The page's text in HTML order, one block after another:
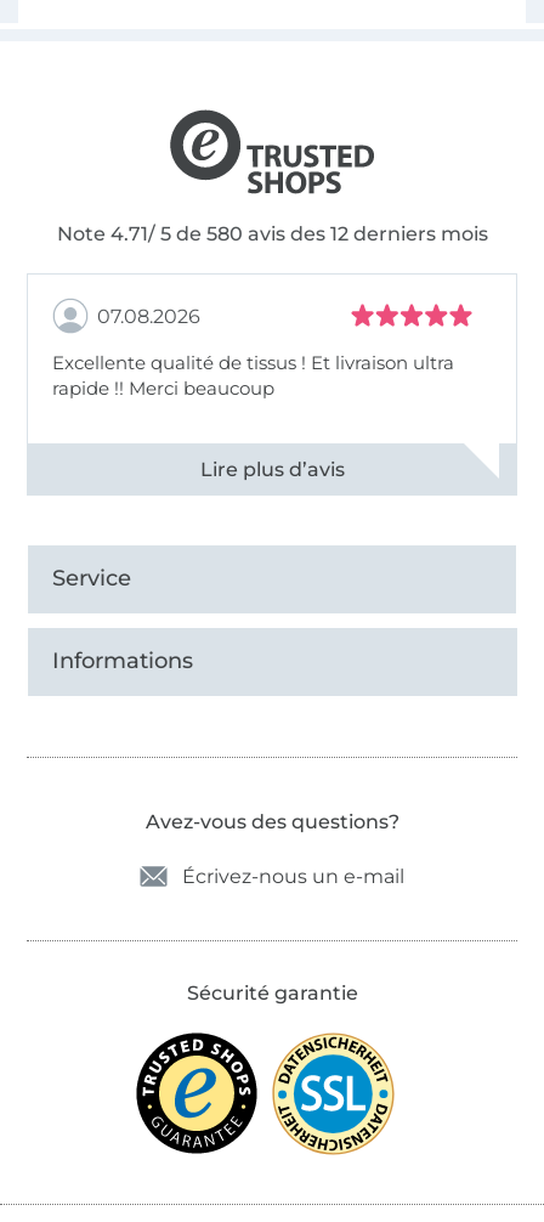
Note 4.71/ 5 de 580 avis des 12 derniers mois
07.08.2026
Excellente qualité de tissus ! Et livraison ultra
rapide !! Merci beaucoup
Voir tous les 11496 commentaires
Service
Informations
Avez-vous des questions?
Écrivez-nous un e-mail
Sécurité garantie